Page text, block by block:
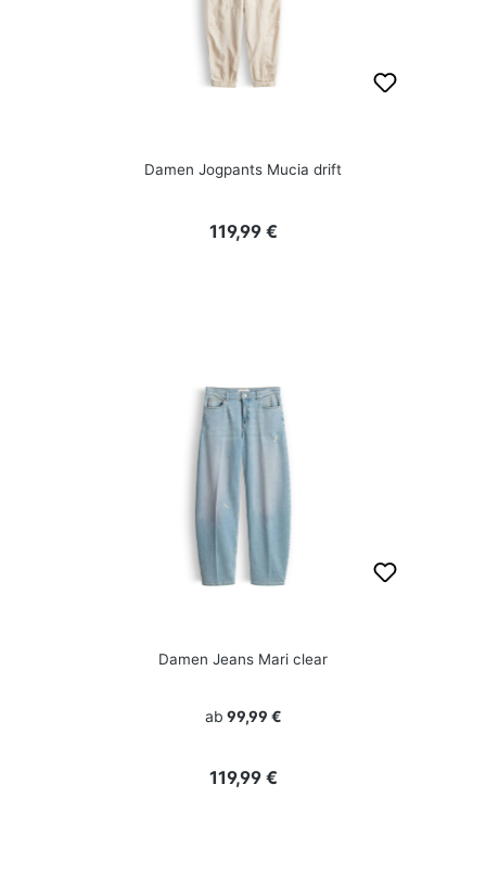
Damen Jogpants Mucia drift
Regulärer Preis:
119,99 €
Damen Jeans Mari clear
ab 99,99 €
Regulärer Preis:
119,99 €